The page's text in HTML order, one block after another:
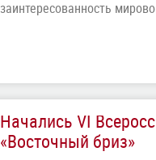
заинтересованность
Начались VI
«Восточный бриз»